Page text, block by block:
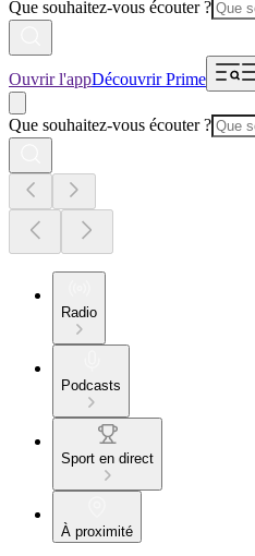
Que souhaitez-vous écouter ?
Ouvrir l'appDécouvrir Prime
Que souhaitez-vous écouter ?
Radio
Podcasts
Sport en direct
À proximité